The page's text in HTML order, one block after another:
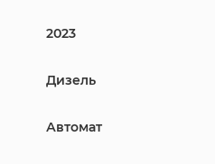
2023
Дизель
Автомат